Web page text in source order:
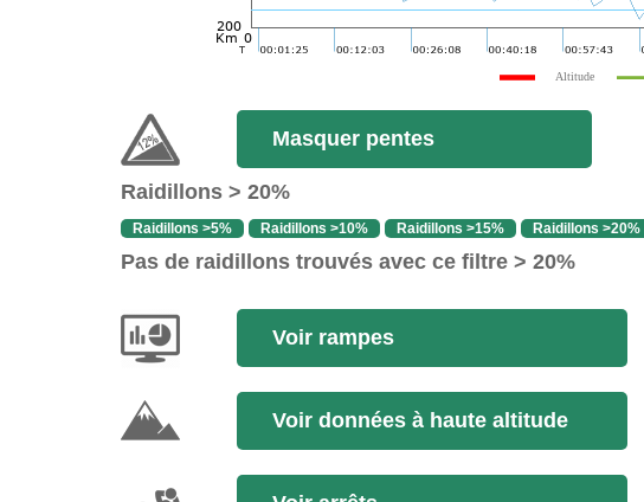
Altitude
Masquer pentes
Raidillons > 20%
Raidillons >5% Raidillons >10% Raidillons >15% Raidillons >20%
Pas de raidillons trouvés avec ce filtre > 20%
Voir rampes
Voir données à haute altitude